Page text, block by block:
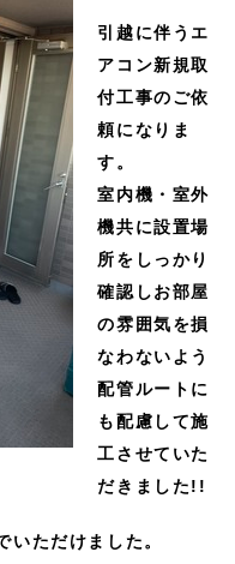
引越に伴うエ
アコン新規取
付工事のご依
頼になりま
す。
室内機・室外
機共に設置場
所をしっかり
確認しお部屋
の雰囲気を損
なわないよう
配管ルートに
も配慮して施
工させていた
だきました!!
いただけました。